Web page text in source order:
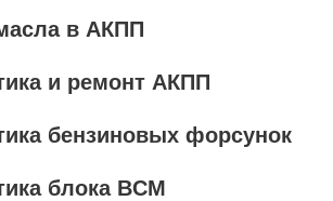
в АКПП
и ремонт АКПП
бензиновых форсунок
блока BCM